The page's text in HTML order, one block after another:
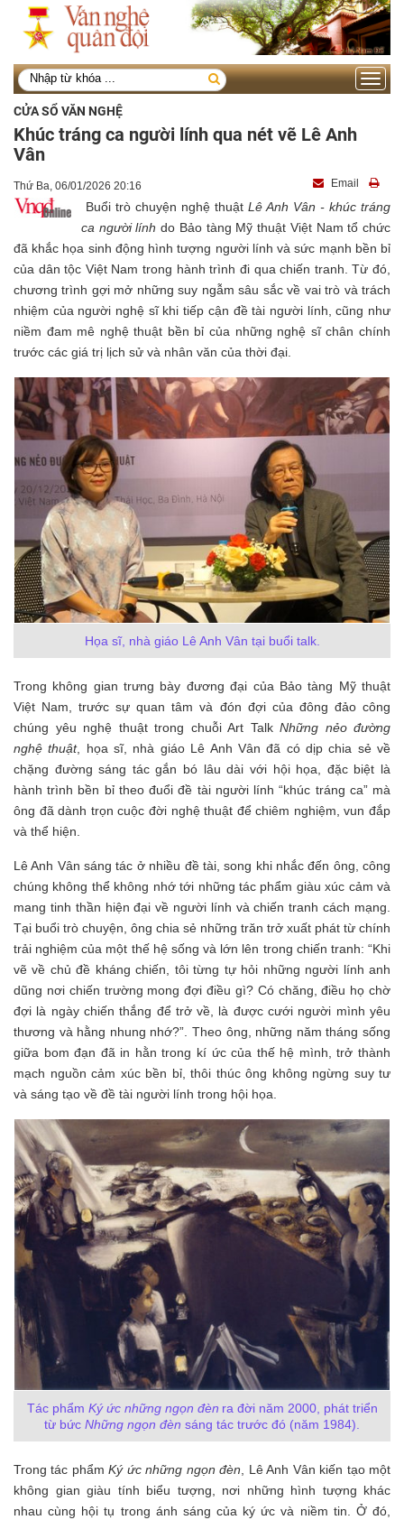
Toggle
CỬA SỔ VĂN NGHỆ
Khúc tráng ca người lính qua nét vẽ Lê Anh
Vân
Thứ Ba, 06/01/2026 20:16 Email
Buổi trò chuyện nghệ thuật Lê Anh Vân - khúc tráng
ca người lính do Bảo tàng Mỹ thuật Việt Nam tổ chức
đã khắc họa sinh động hình tượng người lính và sức mạnh bền bỉ
của dân tộc Việt Nam trong hành trình đi qua chiến tranh. Từ đó,
chương trình gợi mở những suy ngẫm sâu sắc về vai trò và trách
nhiệm của người nghệ sĩ khi tiếp cận đề tài người lính, cũng như
niềm đam mê nghệ thuật bền bỉ của những nghệ sĩ chân chính
trước các giá trị lịch sử và nhân văn của thời đại.
Họa sĩ, nhà giáo Lê Anh Vân tại buổi talk.
Trong không gian trưng bày đương đại của Bảo tàng Mỹ thuật
Việt Nam, trước sự quan tâm và đón đợi của đông đảo công
chúng yêu nghệ thuật trong chuỗi Art Talk Những nẻo đường
nghệ thuật, họa sĩ, nhà giáo Lê Anh Vân đã có dịp chia sẻ về
chặng đường sáng tác gắn bó lâu dài với hội họa, đặc biệt là
hành trình bền bỉ theo đuổi đề tài người lính “khúc tráng ca” mà
ông đã dành trọn cuộc đời nghệ thuật để chiêm nghiệm, vun đắp
và thể hiện.
Lê Anh Vân sáng tác ở nhiều đề tài, song khi nhắc đến ông, công
chúng không thể không nhớ tới những tác phẩm giàu xúc cảm và
mang tinh thần hiện đại về người lính và chiến tranh cách mạng.
Tại buổi trò chuyện, ông chia sẻ những trăn trở xuất phát từ chính
trải nghiệm của một thế hệ sống và lớn lên trong chiến tranh: “Khi
vẽ về chủ đề kháng chiến, tôi từng tự hỏi những người lính anh
dũng nơi chiến trường mong đợi điều gì? Có chăng, điều họ chờ
đợi là ngày chiến thắng để trở về, là được cưới người mình yêu
thương và hằng nhung nhớ?”. Theo ông, những năm tháng sống
giữa bom đạn đã in hằn trong kí ức của thế hệ mình, trở thành
mạch nguồn cảm xúc bền bỉ, thôi thúc ông không ngừng suy tư
và sáng tạo về đề tài người lính trong hội họa.
Tác phẩm Ký ức những ngọn đèn ra đời năm 2000, phát triển
từ bức Những ngọn đèn sáng tác trước đó (năm 1984).
Trong tác phẩmKý ức những ngọn đèn, Lê Anh Vân kiến tạo một
không gian giàu tính biểu tượng, nơi những hình tượng khác
nhau cùng hội tụ trong ánh sáng của ký ức và niềm tin. Ở đó,